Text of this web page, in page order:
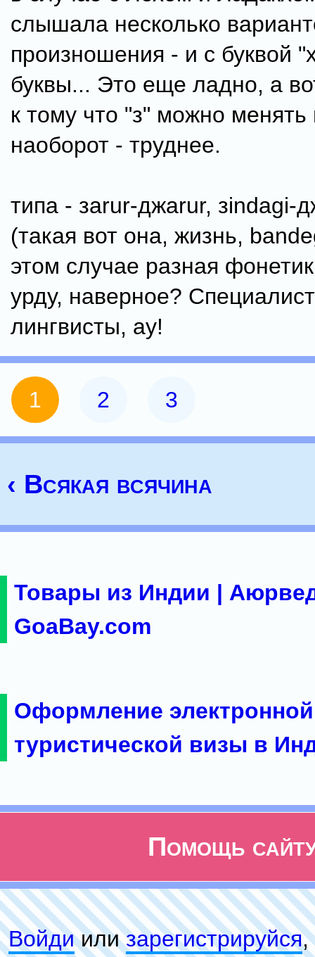
слышала несколько
произношения - и с буквой
буквы... Это еще ладно, а
к тому что "з" можно
наоборот - труднее.
типа - заrur-джаrur, зindagi-
(такая вот она, жизнь,
этом случае разная
урду, наверное?
лингвисты, ау!
1 2 3
‹ Всякая всячина
Товары из Индии |
GoaBay.com
Оформление электронной
туристической визы в
Помощь
Войдиилизарeгиcтpируйся,